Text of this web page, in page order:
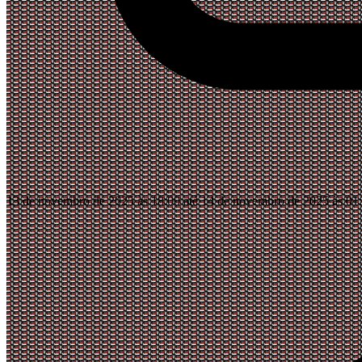
13 de novembro de 2025 às 18:00 até 14 de novembro de 2025 às